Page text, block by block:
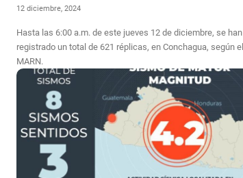
12 diciembre, 2024
Hasta las 6:00 a.m. de este jueves 12 de diciembre, se han
registrado un total de 621 réplicas, en Conchagua, según el
MARN.